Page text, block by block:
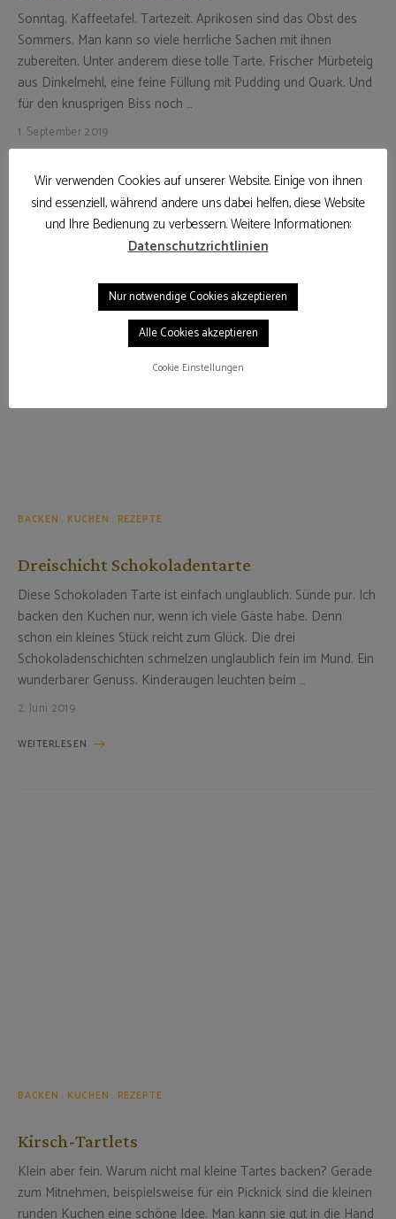
Sonntag. Kaffeetafel. Tartezeit. Aprikosen sind das Obst des
Sommers. Man kann so viele herrliche Sachen mit ihnen
zubereiten. Unter anderem diese tolle Tarte. Frischer Mürbeteig
aus Dinkelmehl, eine feine Füllung mit Pudding und Quark. Und
für den knusprigen Biss noch …
1. September 2019
BACKEN KUCHEN REZEPTE
Dreischicht Schokoladentarte
Diese Schokoladen Tarte ist einfach unglaublich. Sünde pur. Ich
backen den Kuchen nur, wenn ich viele Gäste habe. Denn
schon ein kleines Stück reicht zum Glück. Die drei
Schokoladenschichten schmelzen unglaublich fein im Mund. Ein
wunderbarer Genuss. Kinderaugen leuchten beim …
2. Juni 2019
WEITERLESEN
BACKEN KUCHEN REZEPTE
Kirsch-Tartlets
Klein aber fein. Warum nicht mal kleine Tartes backen? Gerade
zum Mitnehmen, beispielsweise für ein Picknick sind die kleinen
runden Kuchen eine schöne Idee. Man kann sie gut in die Hand
Wir verwenden Cookies auf unserer Website. Einige von ihnen
sind essenziell, während andere uns dabei helfen, diese Website
und Ihre Bedienung zu verbessern. Weitere Informationen:
Datenschutzrichtlinien
Nur notwendige Cookies akzeptieren
Alle Cookies akzeptieren
Cookie Einstellungen